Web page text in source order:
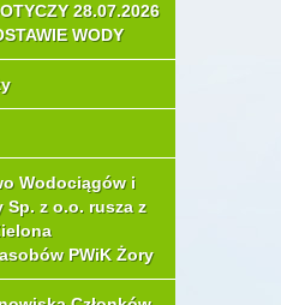
28.07.2026
WODY
Wodociągów i
Sp. z o.o. rusza z
PWiK Żory